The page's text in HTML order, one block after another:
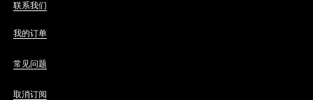
联系我们
我的订单
常见问题
取消订阅